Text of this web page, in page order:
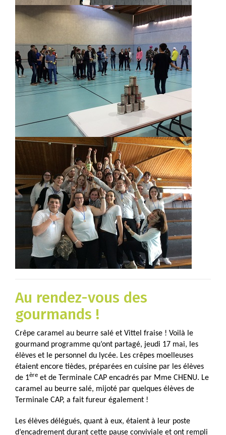
Au rendez-vous des
gourmands !
Crêpe caramel au beurre salé et Vittel fraise ! Voilà le
gourmand programme qu’ont partagé, jeudi 17 mai, les
élèves et le personnel du lycée. Les crêpes moelleuses
étaient encore tièdes, préparées en cuisine par les élèves
de 1ère et de Terminale CAP encadrés par Mme CHENU. Le
caramel au beurre salé, mijoté par quelques élèves de
Terminale CAP, a fait fureur également !
Les élèves délégués, quant à eux, étaient à leur poste
d’encadrement durant cette pause conviviale et ont rempli